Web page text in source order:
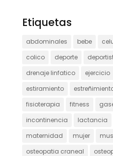
Etiquetas
abdominales bebe
colico
deporte
drenaje linfatico
ejercicio
estiramiento
fisioterapia
fitness
incontinencia
lactancia
maternidad
mujer
osteopatia craneal